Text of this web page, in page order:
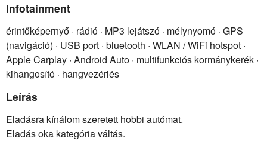
Infotainment
érintőképernyő · rádió · MP3 lejátszó · mélynyomó · GPS
(navigáció) · USB port · bluetooth · WLAN / WiFi hotspot ·
Apple Carplay · Android Auto · multifunkciós kormánykerék ·
kihangosító · hangvezérlés
Leírás
Eladásra kínálom szeretett hobbi autómat.
Eladás oka kategória váltás.